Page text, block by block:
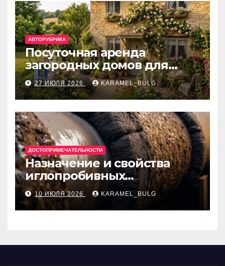
АВТОРУБРИКА
Посуточная аренда
загородных домов для
отдыха
27 ИЮЛЯ 2026 KARAMEL_BULG
ДОСТОПРИМЕЧАТЕЛЬНОСТИ
Назначение и свойства
иглопробивных
базальтовых огнеупорных
матов
10 ИЮЛЯ 2026 KARAMEL_BULG